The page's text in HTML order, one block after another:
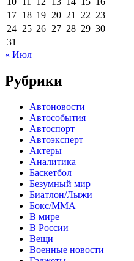
17 18 19 20 21 22 23
24 25 26 27 28 29 30
31
« Июл
Рубрики
Автоновости
Автособытия
Автоспорт
Автоэксперт
Актеры
Аналитика
Баскетбол
Безумный мир
Биатлон/Лыжи
Бокс/MMA
В мире
В России
Вещи
Военные новости